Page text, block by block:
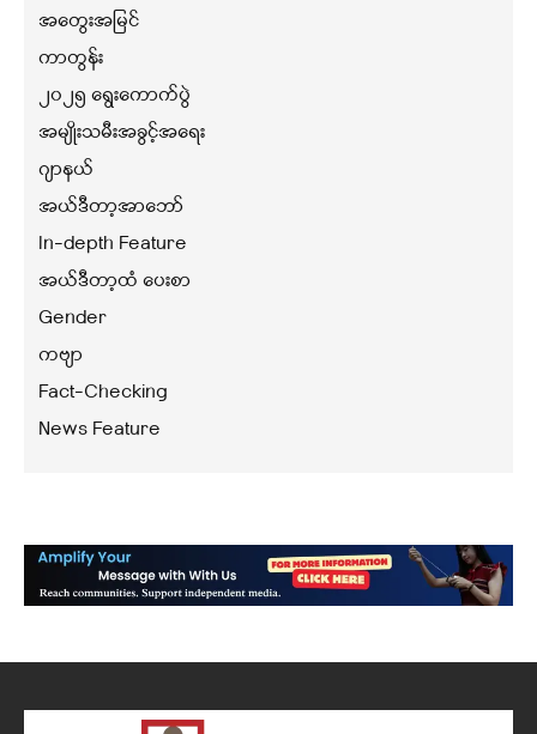
အတွေးအမြင်
ကာတွန်း
၂၀၂၅ ရွေးကောက်ပွဲ
အမျိုးသမီးအခွင့်အရေး
ဂျာနယ်
အယ်ဒီတာ့အာဘော်
In-depth Feature
အယ်ဒီတာ့ထံ ပေးစာ
Gender
ကဗျာ
Fact-Checking
News Feature